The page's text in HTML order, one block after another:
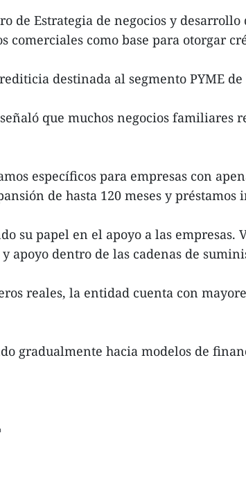
de Estrategia de negocios y
comerciales como base para otorgar
destinada al segmento PYME
que muchos negocios
específicos para empresas con
de hasta 120 meses y
su papel en el apoyo a las
apoyo dentro de las cadenas de
reales, la entidad cuenta con
gradualmente hacia modelos de